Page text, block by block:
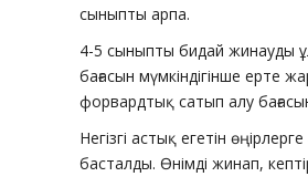
сыныпты арпа.
4-5 сыныпты бидай жинауды
бағасын мүмкіндігінше ерте
форвардтық сатып алу
Негізгі астық егетін
басталды. Өнімді жинап,